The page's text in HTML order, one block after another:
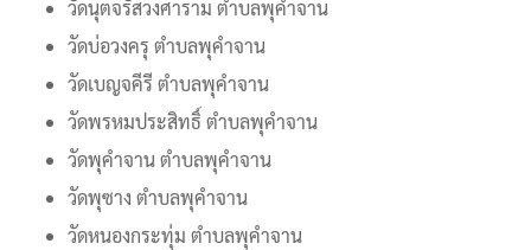
วัดนุตจรัสวงศาราม ตำบลพุคำจาน
วัดบ่อวงครุ ตำบลพุคำจาน
วัดเบญจคีรี ตำบลพุคำจาน
วัดพรหมประสิทธิ์ ตำบลพุคำจาน
วัดพุคำจาน ตำบลพุคำจาน
วัดพุซาง ตำบลพุคำจาน
วัดหนองกระทุ่ม ตำบลพุคำจาน